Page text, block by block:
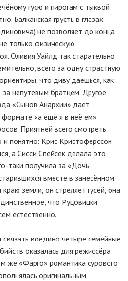
гусю и пирогам с тыквой
Балканская грусть в глазах
не позволяет до конца
только физическую
Оливия Уайлд так старательно
всего за одну страстную
что диву даёшься, как
непутёвым братцем. Другое
«Сынов Анархии» даёт
формате «а ещё я в неё ем»
Приятней всего смотреть
и понятно: Крис Кристоферссон
а Сисси Спейсек делала это
таки получила за «Дочь
вместе в занесённом
земли, он стреляет гусей, она
что Руцовицки
естественно.
воедино четыре семейные
оказалась для режиссёра
же «Фарго» романтика сурового
оригинальным